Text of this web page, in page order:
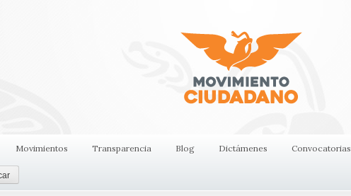
Movimientos Transparencia Blog Dictámenes Convocatorias